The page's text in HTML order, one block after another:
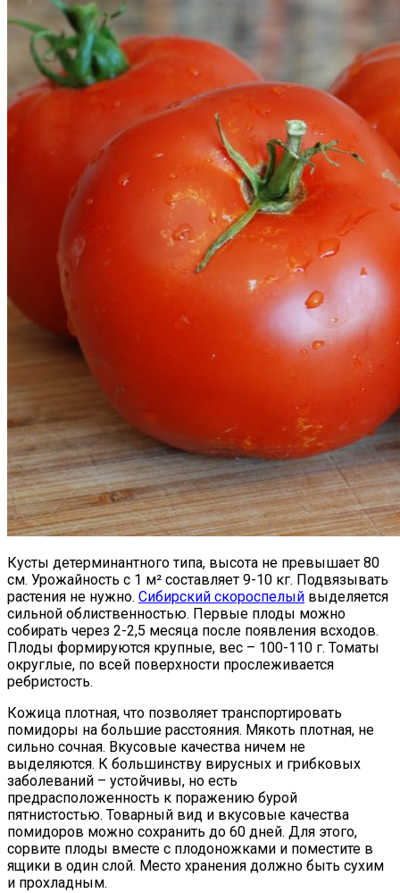
Кусты детерминантного типа, высота не превышает 80
см. Урожайность с 1 м² составляет 9-10 кг. Подвязывать
растения не нужно. Сибирский скороспелый выделяется
сильной облиственностью. Первые плоды можно
собирать через 2-2,5 месяца после появления всходов.
Плоды формируются крупные, вес – 100-110 г. Томаты
округлые, по всей поверхности прослеживается
ребристость.
Кожица плотная, что позволяет транспортировать
помидоры на большие расстояния. Мякоть плотная, не
сильно сочная. Вкусовые качества ничем не
выделяются. К большинству вирусных и грибковых
заболеваний – устойчивы, но есть
предрасположенность к поражению бурой
пятнистостью. Товарный вид и вкусовые качества
помидоров можно сохранить до 60 дней. Для этого,
сорвите плоды вместе с плодоножками и поместите в
ящики в один слой. Место хранения должно быть сухим
и прохладным.